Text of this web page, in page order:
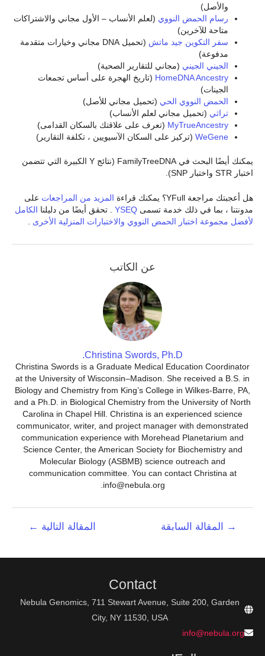
والأصل)
رسام الحمض النووي (لعلم الأنساب – الأول مجاني والاشتراكات
متاحة للآخرين)
سفر التكوين جيد ماتش
(تحميل DNA مجاني وخيارات متقدمة
مدفوعة)
الجيني الجيني (مجاني للتقارير الصحية)
HomeDNA Ancestry (تاريخ الهجرة على أساس تجمعات
الجينات)
الحمض النووي الحي (تحميل مجاني للأصل)
تراثي (تحميل مجاني لعلم الأنساب)
MyTrueAncestry (تعرف على علاقتك بالسكان القدامى)
WeGene (تركيز على السكان الآسيويين ، تكلفة التقارير)
يمكنك أيضًا البحث في FamilyTreeDNA (نتائج Y الكبيرة التي تتضمن
اختبار STR واختبار SNP).
هل أعجبتك مراجعة YFull؟ يمكنك قراءة المزيد من المراجعات على
مدونتنا ، بما في ذلك خدمة تسمى YSEQ . تحقق أيضًا من دليلنا الكامل
لأفضل مجموعة اختبار الحمض النووي والاختبارات المنزلية الأخرى
عن الكاتب
Christina Swords, Ph.D.
Christina Swords is a Graduate Medical Education Coordinator
at the University of Wisconsin–Madison. She received a B.S. in
Biology and Chemistry from King’s College in Wilkes-Barre, PA,
and a Ph.D. in Biological Chemistry from the University of North
Carolina in Chapel Hill. Christina is an experienced science
communicator, writer, and project manager with demonstrated
communication experience with Morehead Planetarium and
Science Center, the American Society for Biochemistry and
Molecular Biology (ASBMB) science outreach and
communication committee. You can contact Christina at
info@nebula.org.
→ المقالة السابقة المقالة التالية ←
Contact
Nebula Genomics, 711 Stewart Avenue, Suite 200, Garden
City, NY 11530, USA
info@nebula.org